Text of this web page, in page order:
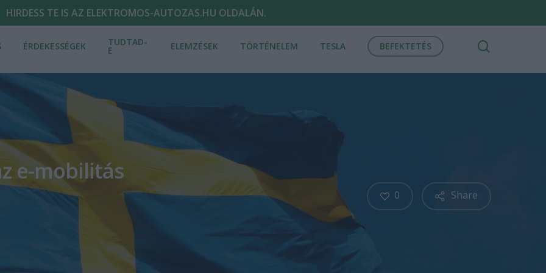
HIRDESS TE IS AZ ELEKTROMOS-AUTOZAS.HU OLDALÁN.
ÉRDEKESSÉGEK TUDTAD-
E ELEMZÉSEK TÖRTÉNELEM TESLA BEFEKTETÉS
e-mobilitás
Share
0